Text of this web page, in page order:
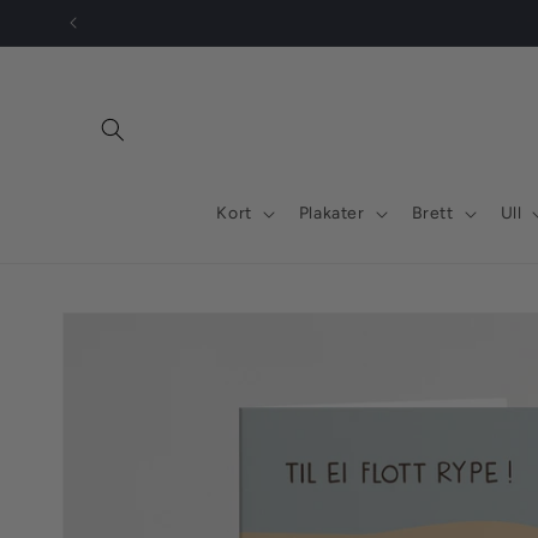
videre til
innholdet
Kort Plakater Brett Ull